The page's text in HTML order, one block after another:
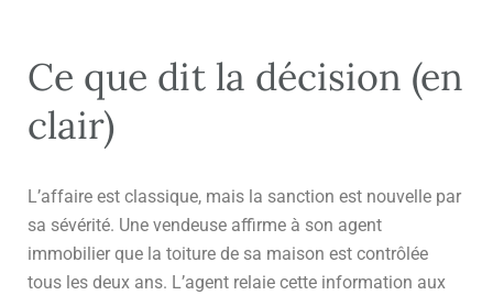
Ce que dit la décision (en
clair)
L’affaire est classique, mais la sanction est nouvelle par
sa sévérité. Une vendeuse affirme à son agent
immobilier que la toiture de sa maison est contrôlée
tous les deux ans. L’agent relaie cette information aux